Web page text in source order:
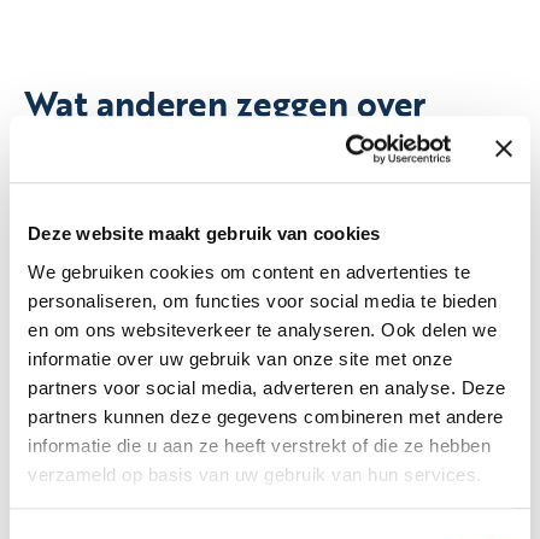
Deze website maakt gebruik van cookies
We gebruiken cookies om content en advertenties te
personaliseren, om functies voor social media te bieden
en om ons websiteverkeer te analyseren. Ook delen we
informatie over uw gebruik van onze site met onze
partners voor social media, adverteren en analyse. Deze
partners kunnen deze gegevens combineren met andere
informatie die u aan ze heeft verstrekt of die ze hebben
verzameld op basis van uw gebruik van hun services.
Wat anderen zeggen over
Pieter Karssen
06-08-2026
Was plezierig om te ontdekken dat er goed
gereageerd werd op mijn concept dat wat